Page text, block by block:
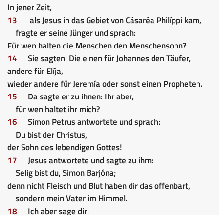
In jener Zeit,
13
als Jesus in das Gebiet von Cäsaréa Philíppi kam,
fragte er seine Jünger und sprach:
Für wen halten die Menschen den Menschensohn?
14
Sie sagten: Die einen für Johannes den Täufer,
andere für Elíja,
wieder andere für Jeremía oder sonst einen Propheten.
15
Da sagte er zu ihnen: Ihr aber,
für wen haltet ihr mich?
16
Simon Petrus antwortete und sprach:
Du bist der Christus,
der Sohn des lebendigen Gottes!
17
Jesus antwortete und sagte zu ihm:
Selig bist du, Simon Barjóna;
denn nicht Fleisch und Blut haben dir das offenbart,
sondern mein Vater im Himmel.
18
Ich aber sage dir: